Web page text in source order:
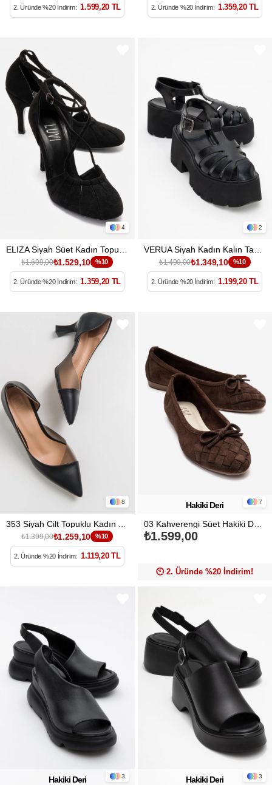
2. Üründe %20 İndirim: 1.599,20 TL 2. Üründe %20 İndirim: 1.359,20 TL
4
₺1.699,00₺1.529,10 %10
2. Üründe %20 İndirim: 1.359,20 TL
2
₺1.499,00₺1.349,10 %10
2. Üründe %20 İndirim: 1.199,20 TL
8
₺1.399,00₺1.259,10 %10
2. Üründe %20 İndirim: 1.119,20 TL
7
03 Kahverengi Süet Hakiki Deri Kadın Babet Ayakkabı
₺1.599,00
🕙️ 2. Üründe %20 İndirim!
Hakiki Deri
3
Hakiki Deri 3
Hakiki Deri